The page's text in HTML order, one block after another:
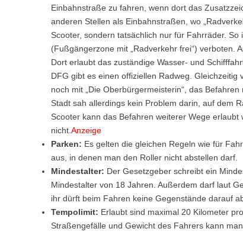
Einbahnstraße zu fahren, wenn dort das
anderen Stellen als Einbahnstraßen, wo
Scooter, sondern tatsächlich nur für Fahrräder.
(Fußgängerzone mit „Radverkehr frei“) verboten.
Dort erlaubt das zuständige Wasser- und
DFG gibt es einen offiziellen Radweg.
noch mit „Die Oberbürgermeisterin“, das
Stadt sah allerdings kein Problem darin, auf dem
Scooter kann das Befahren weiterer Wege
nicht. Anzeige
Parken: Es gelten die gleichen Regeln wie für
aus, in denen man den Roller nicht abstellen darf.
Mindestalter: Der Gesetzgeber schreibt ein
Mindestalter von 18 Jahren. Außerdem darf laut
ihr dürft beim Fahren keine Gegenstände darauf
Tempolimit: Erlaubt sind maximal 20 Kilometer
Straßengefälle und Gewicht des Fahrers kann